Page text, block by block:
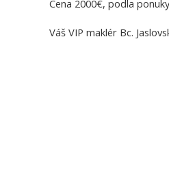
Cena 2000€, podla
Váš VIP maklér Bc.